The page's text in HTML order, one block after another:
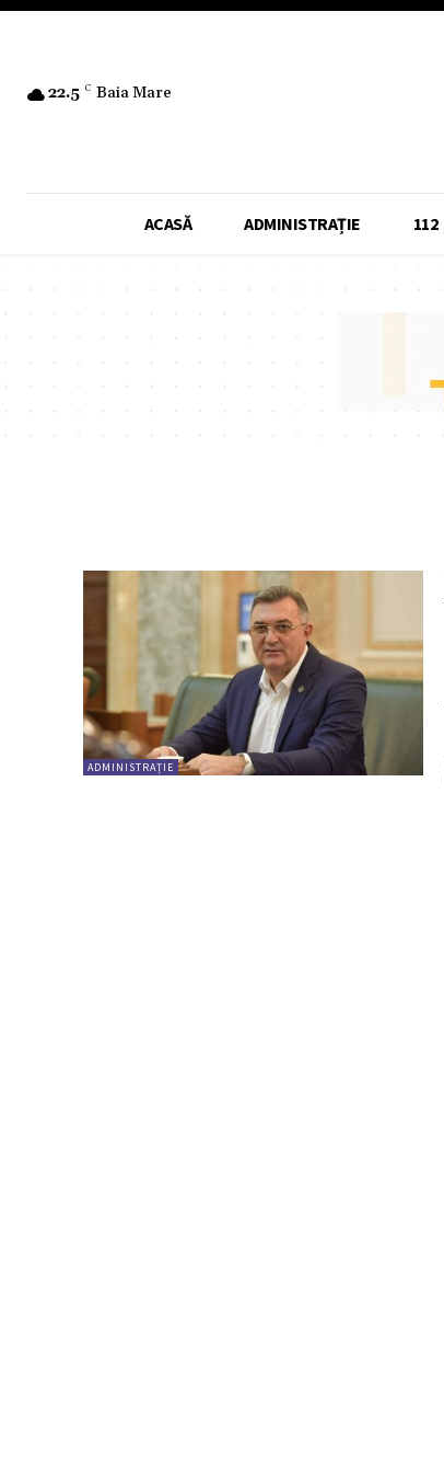
22.5 C Baia Mare
ACASĂ ADMINISTRAȚIE 112
ADMINISTRAȚIE